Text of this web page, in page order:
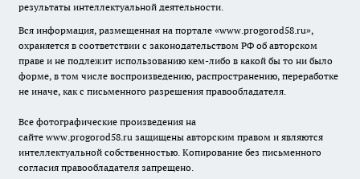
результаты интеллектуальной деятельности.
Вся информация, размещенная на портале «www.progorod58.ru»,
охраняется в соответствии с законодательством РФ об авторском
праве и не подлежит использованию кем-либо в какой бы то ни было
форме, в том числе воспроизведению, распространению, переработке
не иначе, как с письменного разрешения правообладателя.
Все фотографические произведения на
сайте www.progorod58.ru защищены авторским правом и являются
интеллектуальной собственностью. Копирование без письменного
согласия правообладателя запрещено.